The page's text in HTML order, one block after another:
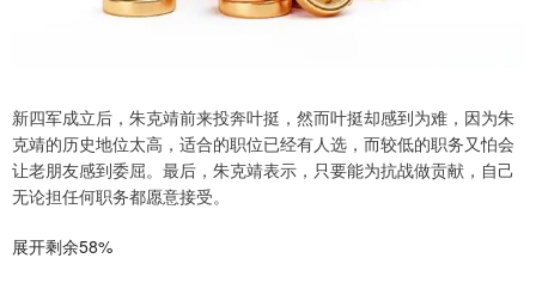
新四军成立后，朱克靖前来投奔叶挺，然而叶挺却感到为难，因为朱
克靖的历史地位太高，适合的职位已经有人选，而较低的职务又怕会
让老朋友感到委屈。最后，朱克靖表示，只要能为抗战做贡献，自己
无论担任何职务都愿意接受。
展开剩余58%